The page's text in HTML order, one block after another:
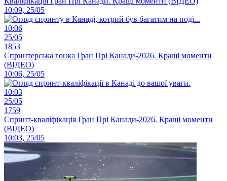
10:09, 25/05
10:06
25/05
1853
Спринтерська гонка Гран Прі Канади-2026. Кращі моменти
(ВІДЕО)
10:06, 25/05
10:03
25/05
1759
Спринт-кваліфікація Гран Прі Канади-2026. Кращі моменти
(ВІДЕО)
10:03, 25/05